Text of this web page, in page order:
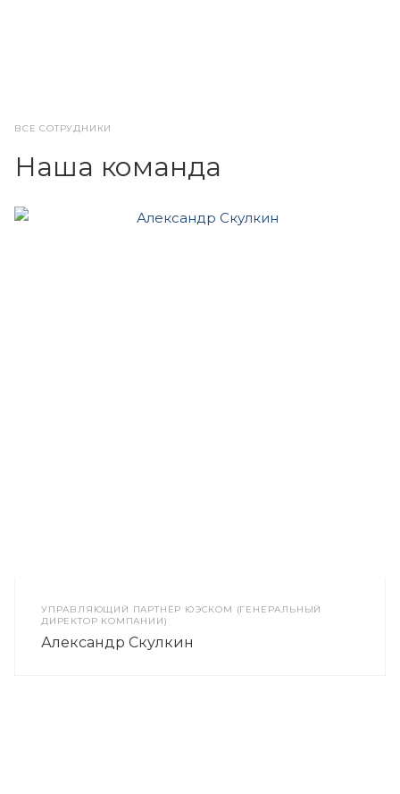
ВСЕ СОТРУДНИКИ
Наша команда
УПРАВЛЯЮЩИЙ ПАРТНЁР ЮЭСКОМ (ГЕНЕРАЛЬНЫЙ
ДИРЕКТОР КОМПАНИИ)
Александр Скулкин